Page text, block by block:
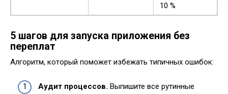
10 %
5 шагов для запуска приложения без
переплат
Алгоритм, который поможет избежать типичных ошибок:
Аудит процессов. Выпишите все рутинные